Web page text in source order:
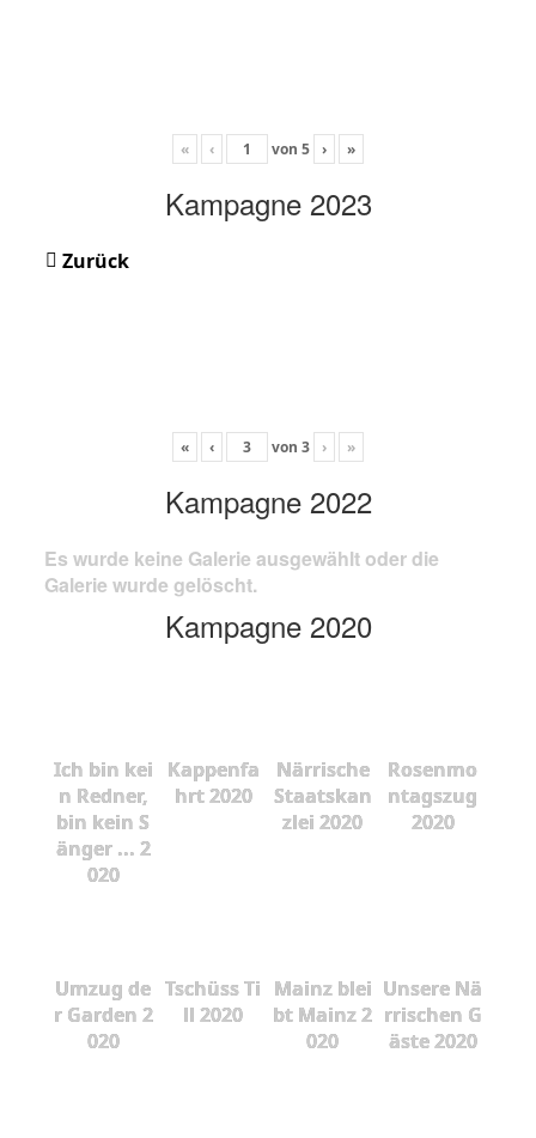
« ‹ von 5 › »
Kampagne 2023
Zurück
« ‹ von 3 › »
Kampagne 2022
Es wurde keine Galerie ausgewählt oder die
Galerie wurde gelöscht.
Kampagne 2020
Ich bin kei
n Redner,
bin kein S
änger ... 2
020
Kappenfa
hrt 2020
Närrische
Staatskan
zlei 2020
Rosenmo
ntagszug
2020
Umzug de
r Garden 2
020
Tschüss Ti
ll 2020
Mainz blei
bt Mainz 2
020
Unsere Nä
rrischen G
äste 2020